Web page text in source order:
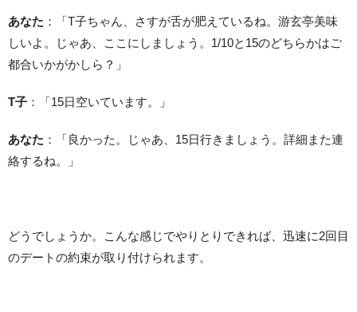
あなた ：「T子ちゃん、さすが舌が肥えているね。游玄亭美味
しいよ。じゃあ、ここにしましょう。1/10と15のどちらかはご
都合いかがかしら？」
T子 ：「15日空いています。」
あなた ：「良かった。じゃあ、15日行きましょう。詳細また連
絡するね。」
どうでしょうか。こんな感じでやりとりできれば、迅速に2回目
のデートの約束が取り付けられます。